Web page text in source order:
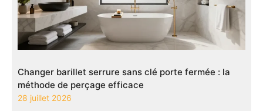
Changer barillet serrure sans clé porte fermée : la
méthode de perçage efficace
28 juillet 2026